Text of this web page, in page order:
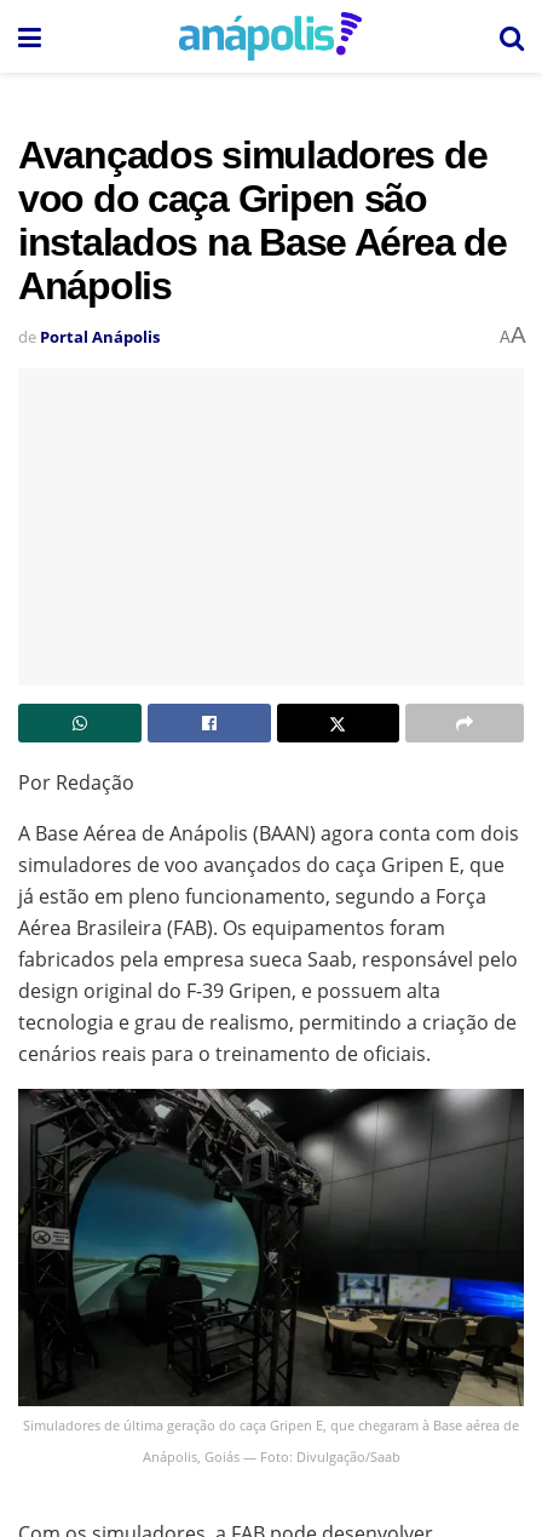
Avançados simuladores de
voo do caça Gripen são
instalados na Base Aérea de
Anápolis
de Portal Anápolis AA
Por Redação
A Base Aérea de Anápolis (BAAN) agora conta com dois
simuladores de voo avançados do caça Gripen E, que
já estão em pleno funcionamento, segundo a Força
Aérea Brasileira (FAB). Os equipamentos foram
fabricados pela empresa sueca Saab, responsável pelo
design original do F-39 Gripen, e possuem alta
tecnologia e grau de realismo, permitindo a criação de
cenários reais para o treinamento de oficiais.
Simuladores de última geração do caça Gripen E, que chegaram à Base aérea de
Anápolis, Goiás — Foto: Divulgação/Saab